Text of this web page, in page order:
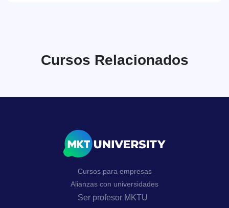
Cursos Relacionados
Cursos para empresas
Alianzas con universidades
Ser profesor MKTU